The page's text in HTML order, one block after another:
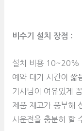
비수기 설치 장점 :
설치 비용 10~20%
예약 대기 시간이 짧
기사님이 여유있게
제품 재고가 풍부해
시운전을 충분히 할